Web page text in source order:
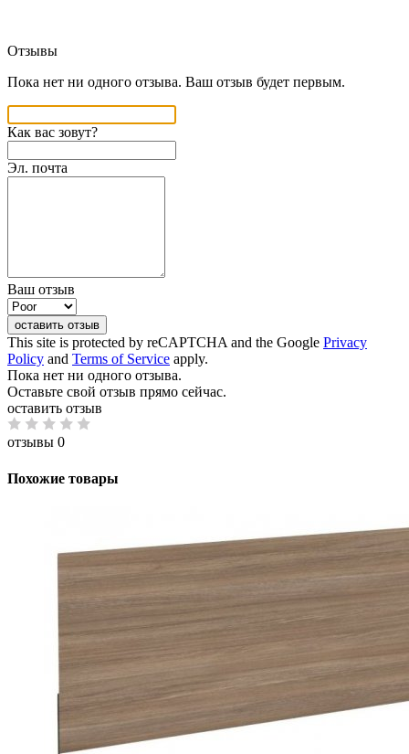
Отзывы
Пока нет ни одного отзыва. Ваш отзыв будет первым.
Как вас зовут?
Эл. почта
Ваш отзыв
оставить отзыв
This site is protected by reCAPTCHA and the Google Privacy
Policy and Terms of Service apply.
Пока нет ни одного отзыва.
Оставьте свой отзыв прямо сейчас.
оставить отзыв
отзывы 0
Похожие товары